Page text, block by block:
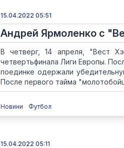
15.04.2022 05:51
Андрей Ярмоленко с
В четверг, 14 апреля, "Вест
четвертьфинала Лиги Европы.
поединке одержали
После первого тайма
Новини Футбол
15.04.2022 05:11